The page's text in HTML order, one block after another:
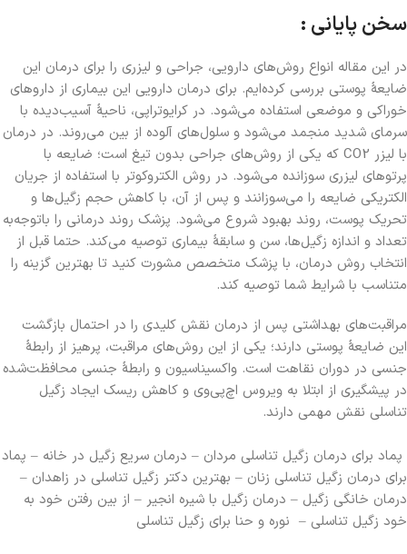
سخن پایانی :
در این مقاله انواع روش‌های دارویی، جراحی و لیزری را برای درمان این
ضایعۀ پوستی بررسی کرده‌ایم. برای درمان دارویی این بیماری از داروهای
خوراکی و موضعی استفاده می‌شود. در کرایوتراپی، ناحیۀ آسیب‌دیده با
سرمای شدید منجمد می‌شود و سلول‌های آلوده از بین می‌روند. در درمان
با لیزر CO2 که یکی از روش‌های جراحی بدون تیغ است؛ ضایعه با
پرتوهای لیزری سوزانده می‌شود. در روش الکتروکوتر با استفاده از جریان
الکتریکی ضایعه را می‌سوزانند و پس از آن، با کاهش حجم زگیل‌ها و
تحریک پوست، روند بهبود شروع می‌شود. پزشک روند درمانی را باتوجه‌به
تعداد و اندازه زگیل‌ها، سن و سابقۀ بیماری توصیه می‌کند. حتما قبل از
انتخاب روش درمان، با پزشک متخصص مشورت کنید تا بهترین گزینه را
متناسب با شرایط شما توصیه کند.
مراقبت‌های بهداشتی پس از درمان نقش کلیدی را در احتمال بازگشت
این ضایعۀ پوستی دارند؛ یکی از این روش‌های مراقبت، پرهیز از رابطۀ
جنسی در دوران نقاهت است. واکسیناسیون و رابطۀ جنسی محافظت‌شده
در پیشگیری از ابتلا به ویروس اچ‌پی‌وی و کاهش ریسک ایجاد زگیل
تناسلی نقش مهمی دارند.
پماد برای درمان زگیل تناسلی مردان – درمان سریع زگیل در خانه – پماد
برای درمان زگیل تناسلی زنان – بهترین دکتر زگیل تناسلی در زاهدان –
درمان خانگی زگیل – درمان زگیل با شیره انجیر – از بین رفتن خود به
خود زگیل تناسلی – نوره و حنا برای زگیل تناسلی